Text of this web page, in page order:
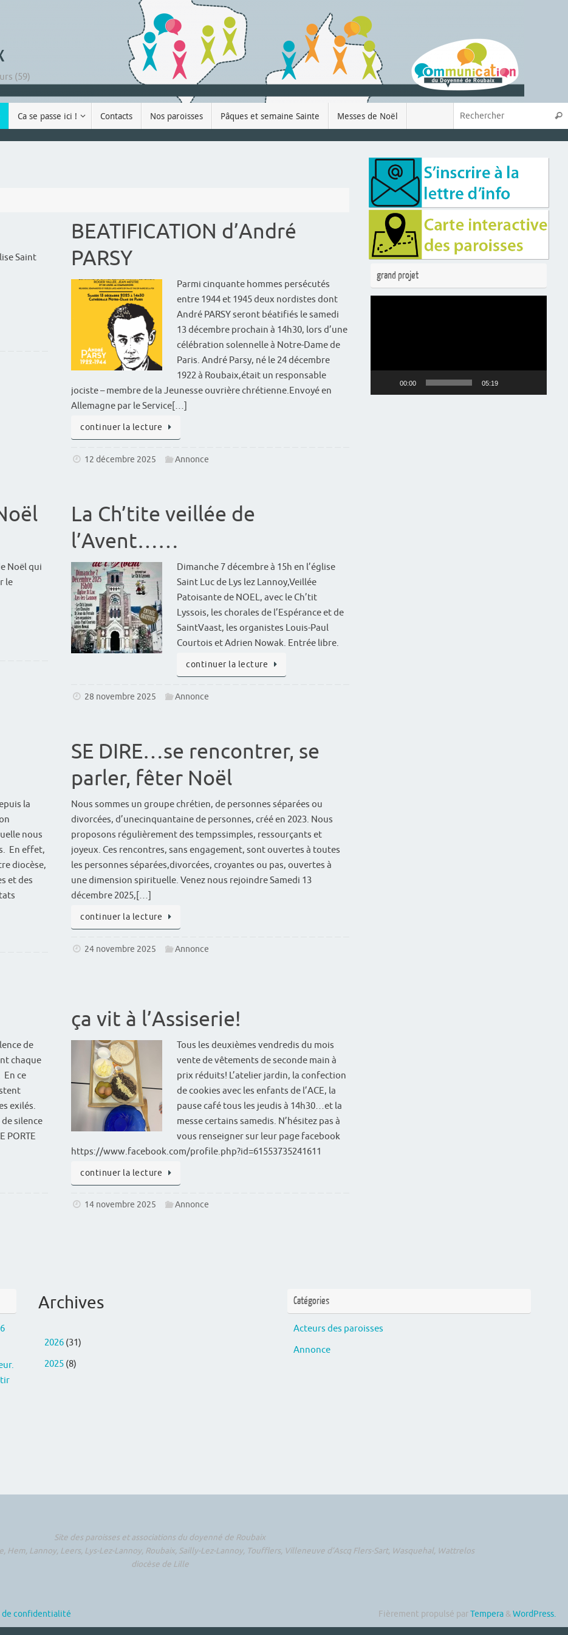
(59)
Ca se passe ici ! Contacts Nos paroisses Pâques et semaine Sainte Messes de Noël
Saint
BEATIFICATION d’André
PARSY
Parmi cinquante hommes persécutés
entre 1944 et 1945 deux nordistes dont
André PARSY seront béatifiés le samedi
13 décembre prochain à 14h30, lors d’une
célébration solennelle à Notre-Dame de
Paris. André Parsy, né le 24 décembre
1922 à Roubaix,était un responsable
jociste – membre de la Jeunesse ouvrière chrétienne.Envoyé en
Allemagne par le Service[…]
continuer la lecture
12 décembre 2025 Annonce
Noël qui
le
La Ch’tite veillée de
l’Avent……
Dimanche 7 décembre à 15h en l’église
Saint Luc de Lys lez Lannoy,Veillée
Patoisante de NOEL, avec le Ch’tit
Lyssois, les chorales de l’Espérance et de
SaintVaast, les organistes Louis-Paul
Courtois et Adrien Nowak. Entrée libre.
continuer la lecture
28 novembre 2025 Annonce
la
nous
En effet,
diocèse,
et des
SE DIRE…se rencontrer, se
parler, fêter Noël
Nous sommes un groupe chrétien, de personnes séparées ou
divorcées, d’unecinquantaine de personnes, créé en 2023. Nous
proposons régulièrement des tempssimples, ressourçants et
joyeux. Ces rencontres, sans engagement, sont ouvertes à toutes
les personnes séparées,divorcées, croyantes ou pas, ouvertes à
une dimension spirituelle. Venez nous rejoindre Samedi 13
décembre 2025,[…]
continuer la lecture
24 novembre 2025 Annonce
de
chaque
En ce
exilés.
silence
PORTE
ça vit à l’Assiserie!
Tous les deuxièmes vendredis du mois
vente de vêtements de seconde main à
prix réduits! L’atelier jardin, la confection
de cookies avec les enfants de l’ACE, la
pause café tous les jeudis à 14h30…et la
messe certains samedis. N’hésitez pas à
vous renseigner sur leur page facebook
https://www.facebook.com/profile.php?id=61553735241611
continuer la lecture
14 novembre 2025 Annonce
j'y vais
j'y vais
grand projet
00:00 05:19
Archives
2026(31)
2025(8)
Catégories
Acteurs des paroisses
Annonce
Site des paroisses et associations du doyenné de Roubaix
Hem, Lannoy, Leers, Lys-Lez-Lannoy, Roubaix, Sailly-Lez-Lannoy, Toufflers, Villeneuve d’Ascq Flers-Sart, Wasquehal, Wattrelos
diocèse de Lille
confidentialité Fièrement propulsé parTempera &WordPress.